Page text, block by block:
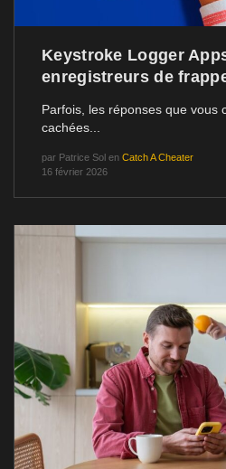
Keystroke Logger
enregistreurs de
Parfois, les réponses que vous
cachées...
par Patrice Sol en Catch A Cheater
16 février 2026